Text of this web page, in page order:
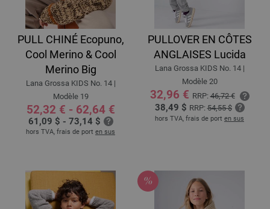
PULL CHINÉ Ecopuno,
Cool Merino & Cool
Merino Big
Lana Grossa KIDS No. 14 |
Modèle 19
52,32 € - 62,64 €
61,09 $ - 73,14 $
hors TVA, frais de port en sus
PULLOVER EN CÔTES
ANGLAISES Lucida
Lana Grossa KIDS No. 14 |
Modèle 20
32,96 € RRP:46,72 €
38,49 $ RRP:54,55 $
hors TVA, frais de port en sus